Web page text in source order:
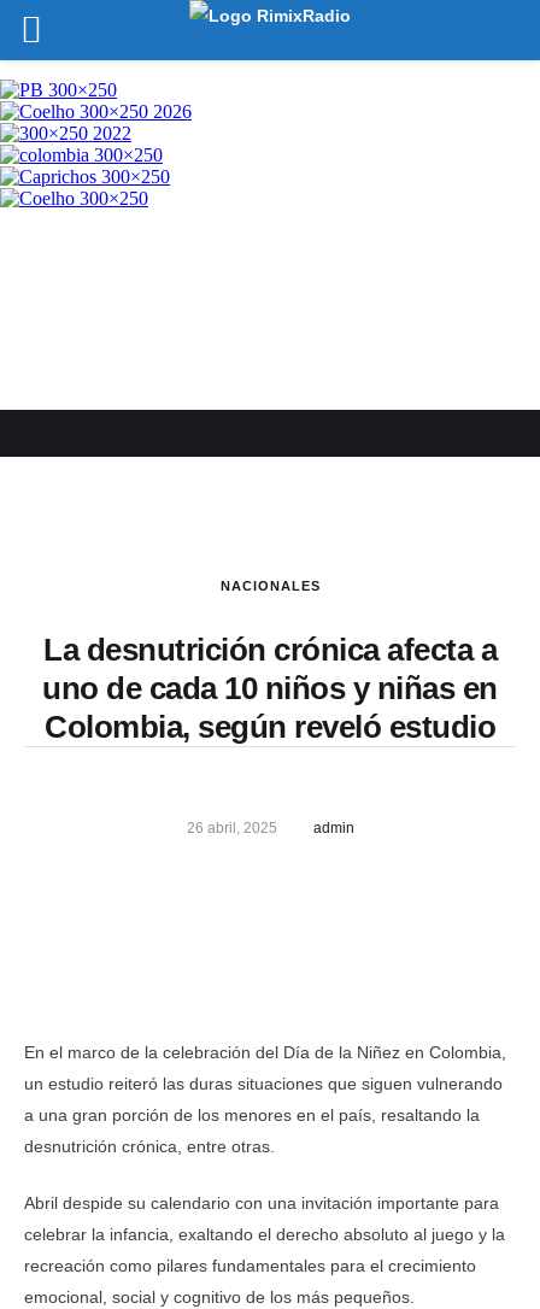
NACIONALES
La desnutrición crónica afecta a
uno de cada 10 niños y niñas en
Colombia, según reveló estudio
26 abril, 2025 admin
En el marco de la celebración del Día de la Niñez en Colombia,
un estudio reiteró las duras situaciones que siguen vulnerando
a una gran porción de los menores en el país, resaltando la
desnutrición crónica, entre otras.
Abril despide su calendario con una invitación importante para
celebrar la infancia, exaltando el derecho absoluto al juego y la
recreación como pilares fundamentales para el crecimiento
emocional, social y cognitivo de los más pequeños.